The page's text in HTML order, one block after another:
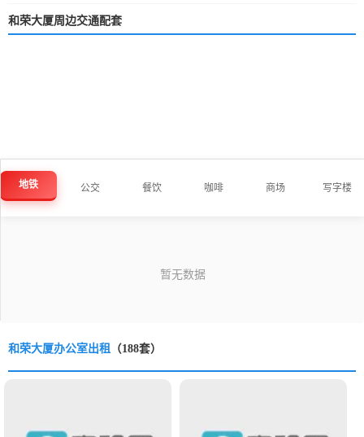
和荣大厦周边交通配套
地铁 公交 餐饮 咖啡 商场 写字楼
和荣大厦办公室出租 （188套）